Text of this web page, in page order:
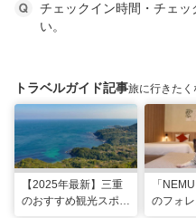
チェックイン時間・チェッ
い。
トラベルガイド記事旅に行きた
【2025年最新】三重
のおすすめ観光スポッ
「
のフォ